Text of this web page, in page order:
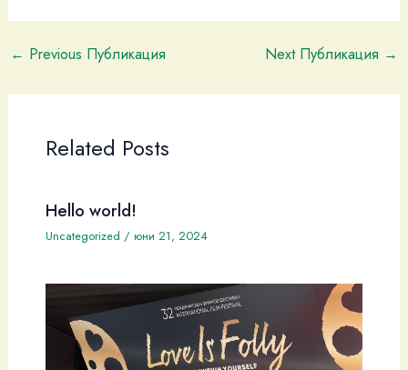
← Previous Публикация Next Публикация →
Related Posts
Hello world!
Uncategorized / юни 21, 2024